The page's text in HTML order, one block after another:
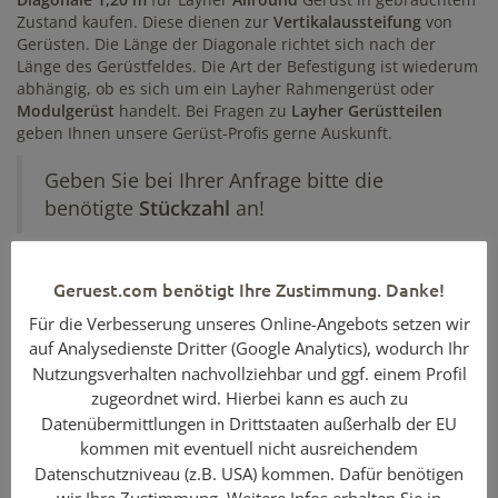
Zustand kaufen. Diese dienen zur Vertikalaussteifung von
Gerüsten. Die Länge der Diagonale richtet sich nach der
Länge des Gerüstfeldes. Die Art der Befestigung ist wiederum
abhängig, ob es sich um ein Layher Rahmengerüst oder
Modulgerüst handelt. Bei Fragen zu Layher Gerüstteilen
geben Ihnen unsere Gerüst-Profis gerne Auskunft.
Geben Sie bei Ihrer Anfrage bitte die
benötigte Stückzahl an!
Enthaltene Komponenten
Menge
Artikelbezeichnung
Diagonale 1,20 m / Layher Allround / Stahl /
gebraucht
Geruest.com benötigt Ihre Zustimmung. Danke!
Für die Verbesserung unseres Online-Angebots setzen wir
auf Analysedienste Dritter (Google Analytics), wodurch Ihr
Nutzungsverhalten nachvollziehbar und ggf. einem Profil
zugeordnet wird. Hierbei kann es auch zu
Datenübermittlungen in Drittstaaten außerhalb der EU
kommen mit eventuell nicht ausreichendem
Datenschutzniveau (z.B. USA) kommen. Dafür benötigen